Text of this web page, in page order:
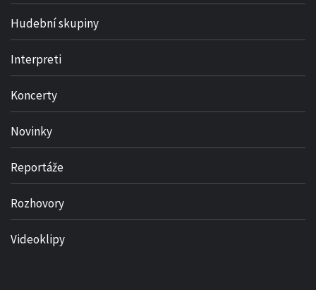
Hudební skupiny
Interpreti
Koncerty
Novinky
Reportáže
Rozhovory
Videoklipy